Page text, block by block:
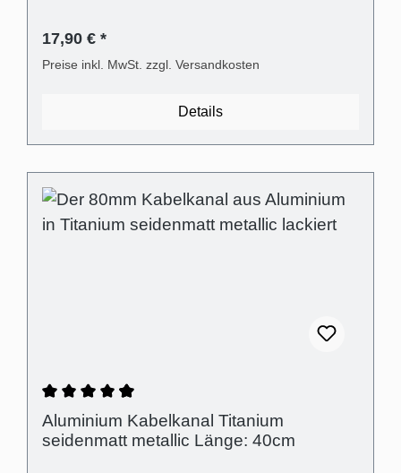
Titanium seidenmatt metallic lackiert aus
Aluminium- 1 Stk. Kabelkanalträger aus
gängigsten Wandarten- Kreuzschlitz
Aluminium- Träger Kunststoff transparent und
flexibel- Außenmaß: (B):80mm (H)21mm-
Innenmaß (Kabelschacht): 28mm x 18mm-
17,90 € *
Preise inkl. MwSt. zzgl. Versandkosten
Details
Durchschnittliche Bewertung von 4.63 von 5
Aluminium Kabelkanal Titanium
seidenmatt metallic Länge: 40cm